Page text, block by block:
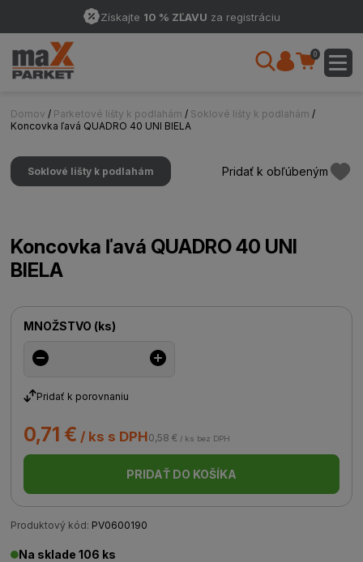
Získajte 10 % ZĽAVU za registráciu
0
Domov / Parketové lišty k podlahám / Soklové lišty k podlahám /
Koncovka ľavá QUADRO 40 UNI BIELA
Soklové lišty k podlahám Pridať k obľúbeným
Koncovka ľavá QUADRO 40 UNI
BIELA
MNOŽSTVO (ks)
Pridať k porovnaniu
0,71 € / ks s DPH0,58 € / ks bez DPH
PRIDAŤ DO KOŠÍKA
Produktový kód: PV0600190
Na sklade 106 ks